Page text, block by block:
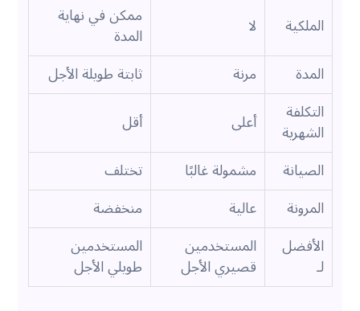
الملكية
لا ممكن في نهاية
المدة
المدة
مرنة
ثابتة طويلة الأجل
التكلفة
الشهرية أعلى
أقل
الصيانة
مشمولة غالبًا
تختلف
المرونة
عالية
منخفضة
الأفضل
لـ
المستخدمين
قصيري الأجل
المستخدمين
طويلي الأجل